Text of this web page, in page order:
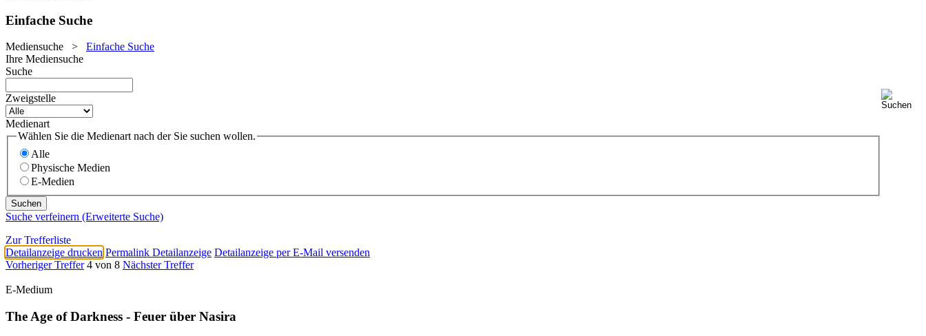
Einfache Suche
Mediensuche > Einfache Suche
Ihre Mediensuche
Suche
Zweigstelle
Medienart
Wählen Sie die Medienart nach der Sie suchen wollen.
Alle
Physische Medien
E-Medien
Suche verfeinern (Erweiterte Suche)
Zur Trefferliste
Detailanzeige drucken Permalink Detailanzeige Detailanzeige per E-Mail versenden
Vorheriger Treffer 4 von 8 Nächster Treffer
E-Medium
The Age of Darkness - Feuer über Nasira